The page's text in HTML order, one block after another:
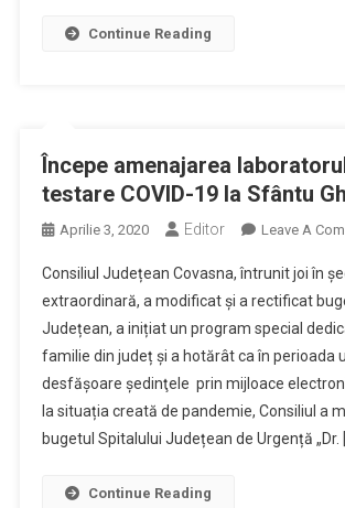
Continue Reading
Începe amenajarea
testare COVID-19 la Sfântu
Aprilie 3, 2020 Editor Leave A
Consiliul Județean Covasna, întrunit joi în
extraordinară, a modificat și a rectificat
Județean, a inițiat un program special
familie din județ și a hotărât ca în perioada
desfăşoare şedinţele prin mijloace
la situația creată de pandemie, Consiliul a
bugetul Spitalului Județean de Urgență „Dr.
Continue Reading